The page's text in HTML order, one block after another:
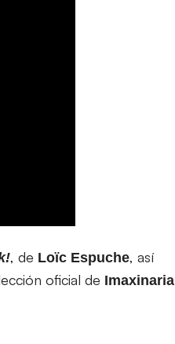
, de Loïc Espuche, así
oficial de Imaxinaria